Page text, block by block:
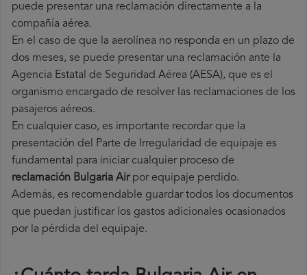
puede presentar una reclamación directamente a la
compañía aérea.
En el caso de que la aerolínea no responda en un plazo de
dos meses, se puede presentar una reclamación ante la
Agencia Estatal de Seguridad Aérea (AESA), que es el
organismo encargado de resolver las reclamaciones de los
pasajeros aéreos.
En cualquier caso, es importante recordar que la
presentación del Parte de Irregularidad de equipaje es
fundamental para iniciar cualquier proceso de
reclamación Bulgaria Airpor equipaje perdido.
Además, es recomendable guardar todos los documentos
que puedan justificar los gastos adicionales ocasionados
por la pérdida del equipaje.